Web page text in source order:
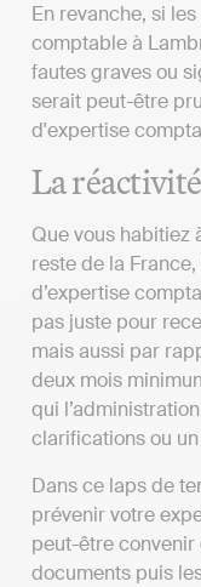
En revanche, si
comptable à
fautes graves ou
serait peut-être
d'expertise
La réactivité
Que vous habitiez
reste de la
d’expertise
pas juste pour
mais aussi par
deux mois
qui
clarifications ou
Dans ce laps de
prévenir votre
peut-être convenir
documents puis